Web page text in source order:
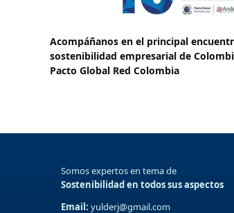
Acompáñanos en el principal
sostenibilidad empresarial de
Pacto Global Red Colombia
Somos expertos en tema de
Sostenibilidad en todos sus aspectos
Email: yulderj@gmail.com